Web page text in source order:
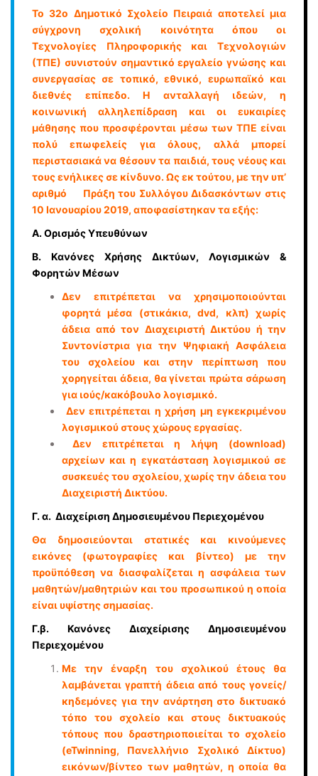
Το 32o Δημοτικό Σχολείο Πειραιά αποτελεί μια
σύγχρονη σχολική κοινότητα όπου οι
Τεχνολογίες Πληροφορικής και Τεχνολογιών
(ΤΠΕ) συνιστούν σημαντικό εργαλείο γνώσης και
συνεργασίας σε τοπικό, εθνικό, ευρωπαϊκό και
διεθνές επίπεδο. Η ανταλλαγή ιδεών, η
κοινωνική αλληλεπίδραση και οι ευκαιρίες
µάθησης που προσφέρονται μέσω των ΤΠΕ είναι
πολύ επωφελείς για όλους, αλλά µπορεί
περιστασιακά να θέσουν τα παιδιά, τους νέους και
τους ενήλικες σε κίνδυνο. Ως εκ τούτου, με την υπ’
αριθµό Πράξη του Συλλόγου Διδασκόντων στις
10 Ιανουαρίου 2019, αποφασίστηκαν τα εξής:
Α. Ορισμός Υπευθύνων
Β. Κανόνες Χρήσης Δικτύων, Λογισμικών &
Φορητών Μέσων
Δεν επιτρέπεται να χρησιµοποιούνται
φορητά µέσα (στικάκια, dvd, κλπ) χωρίς
άδεια από τον Διαχειριστή Δικτύου ή την
Συντονίστρια για την Ψηφιακή Ασφάλεια
του σχολείου και στην περίπτωση που
χορηγείται άδεια, θα γίνεται πρώτα σάρωση
για ιούς/κακόβουλο λογισµικό.
Δεν επιτρέπεται η χρήση µη εγκεκριµένου
λογισµικού στους χώρους εργασίας.
Δεν επιτρέπεται η λήψη (download)
αρχείων και η εγκατάσταση λογισµικού σε
συσκευές του σχολείου, χωρίς την άδεια του
Διαχειριστή Δικτύου.
Γ. α. Διαχείριση Δημοσιευμένου Περιεχομένου
Θα δημοσιεύονται στατικές και κινούµενες
εικόνες (φωτογραφίες και βίντεο) με την
προϋπόθεση να διασφαλίζεται η ασφάλεια των
µαθητών/μαθητριών και του προσωπικού η οποία
είναι υψίστης σηµασίας.
Γ.β. Κανόνες Διαχείρισης Δημοσιευμένου
Περιεχομένου
Με την έναρξη του σχολικού έτους θα
λαµβάνεται γραπτή άδεια από τους γονείς/
κηδεµόνες για την ανάρτηση στο δικτυακό
τόπο του σχολείο και στους δικτυακούς
τόπους που δραστηριοποιείται το σχολείο
(eTwinning, Πανελλήνιο Σχολικό Δίκτυο)
εικόνων/βίντεο των µαθητών, η οποία θα